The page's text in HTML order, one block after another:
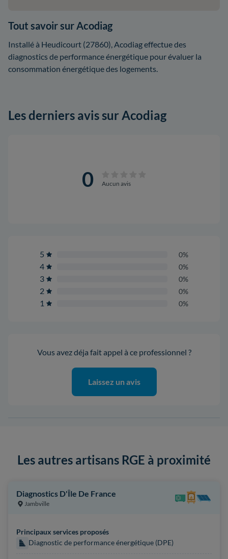
Tout savoir sur Acodiag
Installé à Heudicourt (27860), Acodiag effectue des
diagnostics de performance énergétique pour évaluer la
consommation énergétique des logements.
Les derniers avis sur Acodiag
0 Aucun avis
5 0%
4 0%
3 0%
2 0%
1 0%
Vous avez déja fait appel à ce professionnel ?
Laissez un avis
Les autres artisans RGE à proximité
Diagnostics D'Île De France
Jambville
Principaux services proposés
Diagnostic de performance énergétique (DPE)